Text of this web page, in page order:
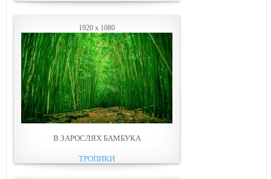
1920 x 1080
В ЗАРОСЛЯХ БАМБУКА
ТРОПИКИ